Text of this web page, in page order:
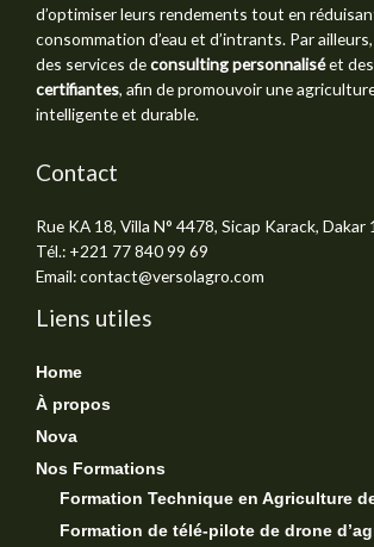
d’optimiser leurs rendements tout en
consommation d’eau et d’intrants. Par
des services deconsulting personnaliséet
certifiantes, afin de promouvoir une
intelligente et durable.
Contact
Rue KA 18, Villa N° 4478, Sicap Karack, Dakar
Tél.: +221 77 840 99 69
Email: contact@versolagro.com
Liens utiles
Home
À propos
Nova
Nos Formations
Formation Technique en Agriculture
Formation de télé-pilote de drone